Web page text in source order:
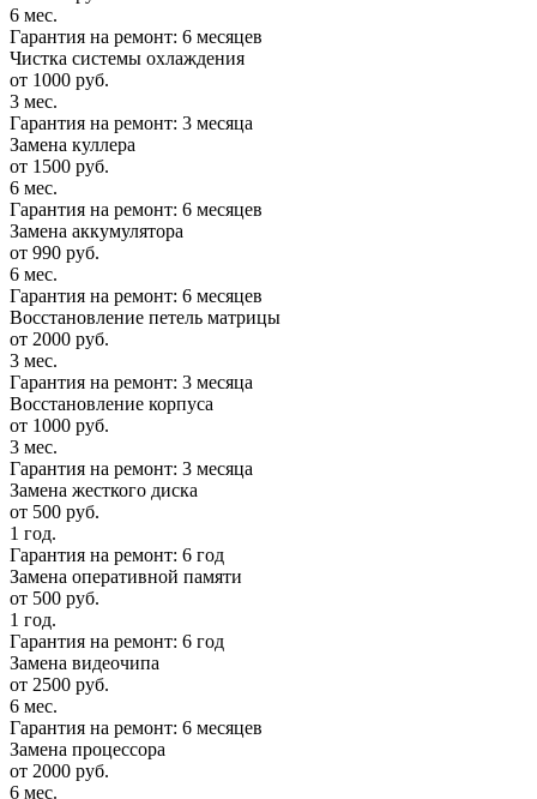
6 мес.
Гарантия на ремонт: 6 месяцев
Чистка системы охлаждения
от 1000 руб.
3 мес.
Гарантия на ремонт: 3 месяца
Замена куллера
от 1500 руб.
6 мес.
Гарантия на ремонт: 6 месяцев
Замена аккумулятора
от 990 руб.
6 мес.
Гарантия на ремонт: 6 месяцев
Восстановление петель матрицы
от 2000 руб.
3 мес.
Гарантия на ремонт: 3 месяца
Восстановление корпуса
от 1000 руб.
3 мес.
Гарантия на ремонт: 3 месяца
Замена жесткого диска
от 500 руб.
1 год.
Гарантия на ремонт: 6 год
Замена оперативной памяти
от 500 руб.
1 год.
Гарантия на ремонт: 6 год
Замена видеочипа
от 2500 руб.
6 мес.
Гарантия на ремонт: 6 месяцев
Замена процессора
от 2000 руб.
6 мес.